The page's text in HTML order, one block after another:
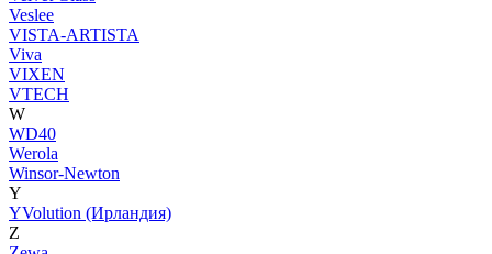
Veslee
VISTA-ARTISTA
Viva
VIXEN
VTECH
W
WD40
Werola
Winsor-Newton
Y
YVolution (Ирландия)
Z